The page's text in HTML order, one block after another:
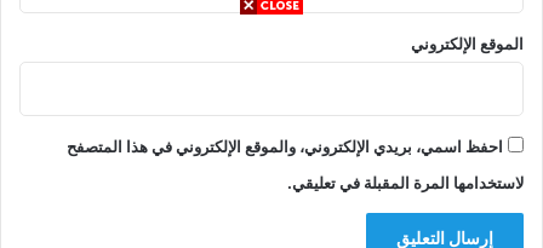
الموقع الإلكتروني
احفظ اسمي، بريدي الإلكتروني، والموقع الإلكتروني في هذا المتصفح
لاستخدامها المرة المقبلة في تعليقي.